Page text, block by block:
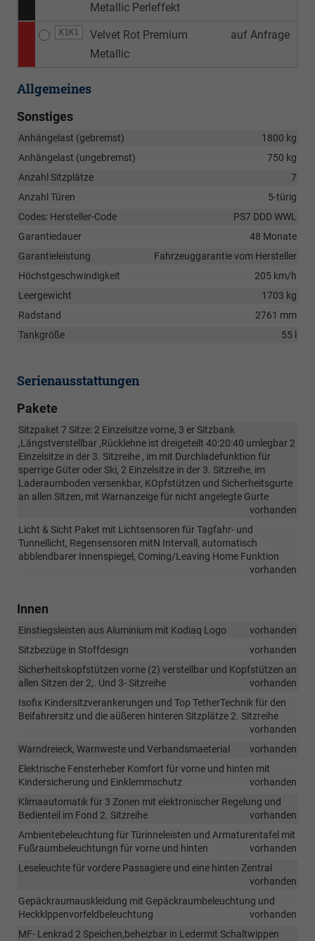
Metallic Perleffekt
K1K1
Velvet Rot Premium
Metallic
auf Anfrage
Allgemeines
Sonstiges
Anhängelast (gebremst)
1800 kg
Anhängelast (ungebremst)
750 kg
Anzahl Sitzplätze
7
Anzahl Türen
5-türig
Codes: Hersteller-Code
PS7 DDD WWL
Garantiedauer
48 Monate
Garantieleistung
Fahrzeuggarantie vom Hersteller
Höchstgeschwindigkeit
205 km/h
Leergewicht
1703 kg
Radstand
2761 mm
Tankgröße
55 l
Serienausstattungen
Pakete
Sitzpaket 7 Sitze: 2 Einzelsitze vorne, 3 er Sitzbank
,Längstverstellbar ,Rücklehne ist dreigeteilt 40:20:40 umlegbar 2
Einzelsitze in der 3. Sitzreihe , im mit Durchladefunktion für
sperrige Güter oder Ski, 2 Einzelsitze in der 3. Sitzreihe, im
Laderaumboden versenkbar, KOpfstützen und Sicherheitsgurte
an allen Sitzen, mit Warnanzeige für nicht angelegte Gurte
vorhanden
Licht & Sicht Paket mit Lichtsensoren für Tagfahr- und
Tunnellicht, Regensensoren mitN Intervall, automatisch
abblendbarer Innenspiegel, Coming/Leaving Home Funktion
vorhanden
Innen
Einstiegsleisten aus Aluminium mit Kodiaq Logo
vorhanden
Sitzbezüge in Stoffdesign
vorhanden
Sicherheitskopfstützen vorne (2) verstellbar und Kopfstützen an
allen Sitzen der 2,. Und 3- Sitzreihe
vorhanden
Isofix Kindersitzverankerungen und Top TetherTechnik für den
Beifahrersitz und die aüßeren hinteren Sitzplätze 2. Sitzreihe
vorhanden
Warndreieck, Warnweste und Verbandsmaeterial
vorhanden
Elektrische Fensterheber Komfort für vorne und hinten mit
Kindersicherung und Einklemmschutz
vorhanden
Klimaautomatik für 3 Zonen mit elektronischer Regelung und
Bedienteil im Fond 2. Sitzreihe
vorhanden
Ambientebeleuchtung für Türinneleisten und Armaturentafel mit
Fußraumbeleuchtungn für vorne und hinten
vorhanden
Leseleuchte für vordere Passagiere und eine hinten Zentral
vorhanden
Gepäckraumauskleidung mit Gepäckraumbeleuchtung und
Heckklppenvorfeldbeleuchtung
vorhanden
MF- Lenkrad 2 Speichen,beheizbar in Ledermit Schaltwippen